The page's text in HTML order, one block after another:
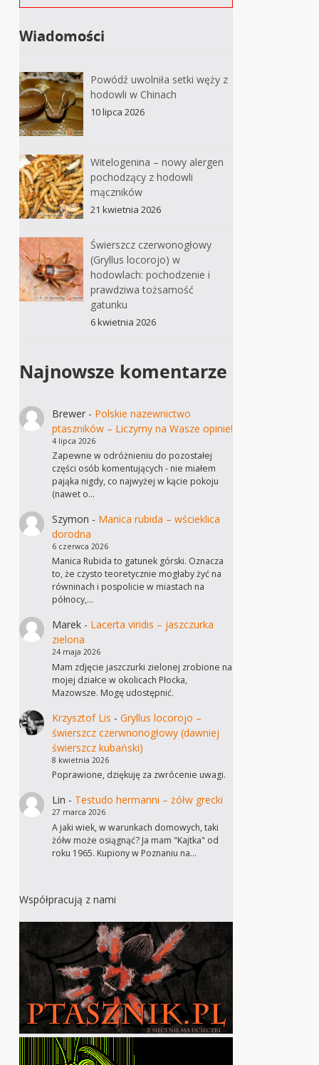
Wiadomości
Powódź uwolniła setki węży z
hodowli w Chinach
10 lipca 2026
Witelogenina – nowy alergen
pochodzący z hodowli
mączników
21 kwietnia 2026
Świerszcz czerwonogłowy
(Gryllus locorojo) w
hodowlach: pochodzenie i
prawdziwa tożsamość
gatunku
6 kwietnia 2026
Najnowsze komentarze
Brewer- Polskie nazewnictwo
ptaszników – Liczymy na Wasze opinie!
4 lipca 2026
Zapewne w odróżnieniu do pozostałej
części osób komentujących - nie miałem
pająka nigdy, co najwyżej w kącie pokoju
(nawet o…
Szymon - Manica rubida – wścieklica
dorodna
6 czerwca 2026
Manica Rubida to gatunek górski. Oznacza
to, że czysto teoretycznie mogłaby żyć na
równinach i pospolicie w miastach na
północy,…
Marek- Lacerta viridis – jaszczurka
zielona
24 maja 2026
Mam zdjęcie jaszczurki zielonej zrobione na
mojej działce w okolicach Płocka,
Mazowsze. Mogę udostępnić.
Krzysztof Lis - Gryllus locorojo –
świerszcz czerwnonogłowy (dawniej
świerszcz kubański)
8 kwietnia 2026
Poprawione, dziękuję za zwrócenie uwagi.
Lin - Testudo hermanni – żółw grecki
27 marca 2026
A jaki wiek, w warunkach domowych, taki
żółw może osiągnąć? Ja mam "Kajtka" od
roku 1965. Kupiony w Poznaniu na…
Współpracują z nami